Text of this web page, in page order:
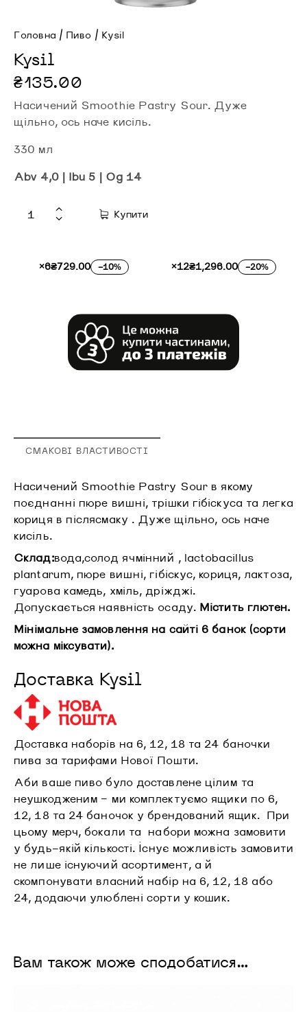
Головна Пиво Kysil
Kysil
₴135.00
Насичений Smoothie Pastry Sour. Дуже
щільно, ось наче кисіль.
330 мл
Abv 4,0 | Ibu 5 | Og 14
Купити
×6₴729.00 -10% ×12₴1,296.00 -20%
СМАКОВІ ВЛАСТИВОСТІ
Насичений Smoothie Pastry Sour в якому
поєднанні пюре вишні, трішки гібіскуса та легка
кориця в післясмаку . Дуже щільно, ось наче
кисіль.
Склад:вода,солод ячмінний , lactobacillus
plantarum, пюре вишні, гібіскус, кориця, лактоза,
гуарова камедь, хміль, дріжджі.
Допускається наявність осаду. Містить глютен.
Мінімальне замовлення на сайті 6 банок (сорти
можна міксувати).
Доставка Kysil
Доставка наборів на 6, 12, 18 та 24 баночки
пива за тарифами Нової Пошти.
Аби ваше пиво було доставлене цілим та
неушкодженим – ми комплектуємо ящики по 6,
12, 18 та 24 баночок у брендований ящик. При
цьому мерч, бокали та набори можна замовити
у будь-якій кількості. Існує можливість замовити
не лише існуючий асортимент, а й
скомпонувати власний набір на 6, 12, 18 або
24, додаючи улюблені сорти у кошик.
Вам також може сподобатися…